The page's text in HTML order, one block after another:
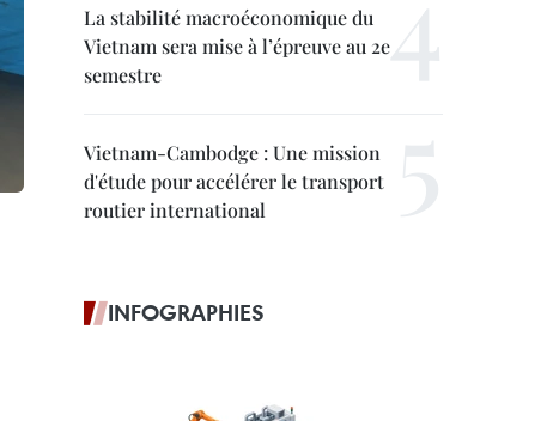
La stabilité macroéconomique du
Vietnam sera mise à l’épreuve au 2e
semestre
Vietnam-Cambodge : Une mission
d'étude pour accélérer le transport
routier international
INFOGRAPHIES